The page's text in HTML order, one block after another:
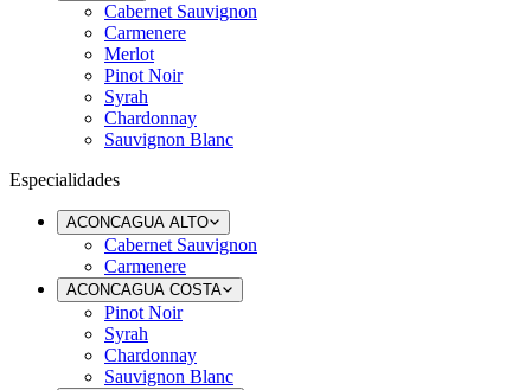
Cabernet Sauvignon
Carmenere
Merlot
Pinot Noir
Syrah
Chardonnay
Sauvignon Blanc
Especialidades
ACONCAGUA ALTO
Cabernet Sauvignon
Carmenere
ACONCAGUA COSTA
Pinot Noir
Syrah
Chardonnay
Sauvignon Blanc